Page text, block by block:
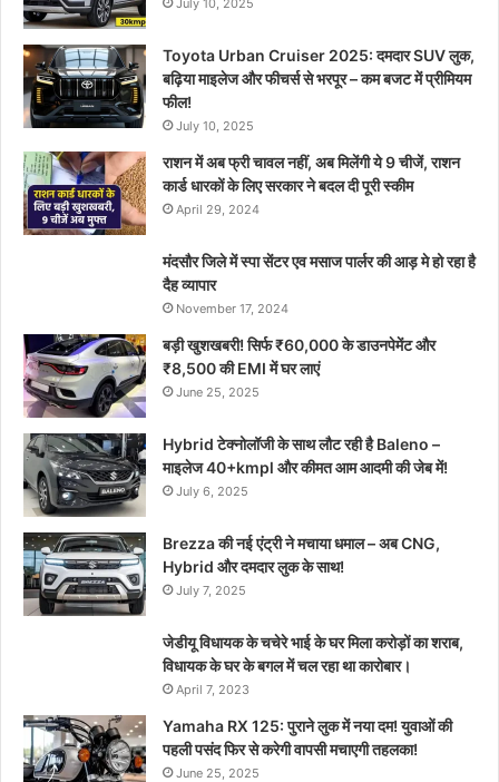
Toyota Urban Cruiser 2025: दमदार SUV लुक,
बढ़िया माइलेज और फीचर्स से भरपूर – कम बजट में प्रीमियम
फील!
July 10, 2025
राशन में अब फ्री चावल नहीं, अब मिलेंगी ये 9 चीजें, राशन
कार्ड धारकों के लिए सरकार ने बदल दी पूरी स्कीम
April 29, 2024
मंदसौर जिले में स्पा सेंटर एव मसाज पार्लर की आड़ मे हो रहा है
दैह व्यापार
November 17, 2024
बड़ी खुशखबरी! सिर्फ ₹60,000 के डाउनपेमेंट और
₹8,500 की EMI में घर लाएं
June 25, 2025
Hybrid टेक्नोलॉजी के साथ लौट रही है Baleno –
माइलेज 40+kmpl और कीमत आम आदमी की जेब में!
July 6, 2025
Brezza की नई एंट्री ने मचाया धमाल – अब CNG,
Hybrid और दमदार लुक के साथ!
July 7, 2025
जेडीयू विधायक के चचेरे भाई के घर मिला करोड़ों का शराब,
विधायक के घर के बगल में चल रहा था कारोबार।
April 7, 2023
Yamaha RX 125: पुराने लुक में नया दम! युवाओं की
पहली पसंद फिर से करेगी वापसी मचाएगी तहलका!
June 25, 2025